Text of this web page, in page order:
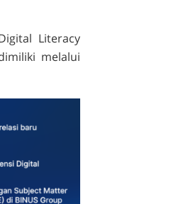
Literacy
melalui